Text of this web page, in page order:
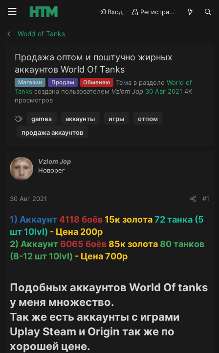
Вход Регистрация
World of Tanks
Продажа оптом и поштучно жирных
аккаунтов World Of Tanks
Магазин Продам Обменяю Тема в разделеWorld of
Tanks создана пользователем А
о
Vzlom Jop Д
а
30 Авг 2021 П
4K
просмотров
г
games аккаунты игры
отпом
продажа аккаунтов
Vzlom Jop
Новорег
30 Авг 2021 #1
1) Аккаунт 4118 боёв 15к золота72 танка (5
шт 10lvl) - Цена 200р
2) Аккаунт 6065 боёв 85к золота 80 танков
(8-12 шт 10lvl) - Цена 700р
Подобных аккаунтов World Of tanks
у меня множество.
Так же есть аккаунты с играми
Uplay Steam и Origin так же по
хорошей цене.